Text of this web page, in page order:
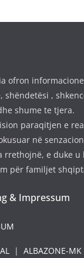
ofron
,
shume te tjera.
paraqitjen e
në
rrethojnë, e duke u
për familjet
& Impressum
| ALBAZONE-MK